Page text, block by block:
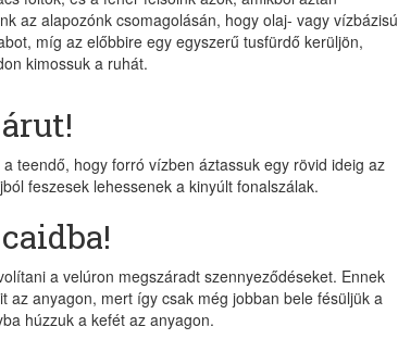
az alapozónk csomagolásán, hogy olaj- vagy vízbázisú
míg az előbbire egy egyszerű tusfürdő kerüljön,
kimossuk a ruhát.
teendő, hogy forró vízben áztassuk egy rövid ideig az
feszesek lehessenek a kinyúlt fonalszálak.
a velúron megszáradt szennyeződéseket. Ennek
anyagon, mert így csak még jobban bele fésüljük a
húzzuk a kefét az anyagon.